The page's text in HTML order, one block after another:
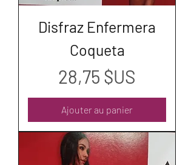
Disfraz Enfermera
Coqueta
Prix
28,75 $US
Ajouter au panier